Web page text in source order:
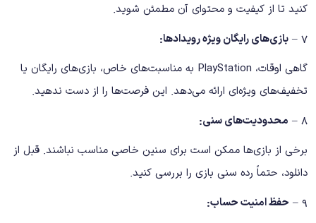
کنید تا از کیفیت و محتوای آن مطمئن شوید.
۷ –
بازی‌های رایگان ویژه رویدادها:
گاهی اوقات، PlayStation به مناسبت‌های خاص، بازی‌های رایگان یا
تخفیف‌های ویژه‌ای ارائه می‌دهد. این فرصت‌ها را از دست ندهید.
۸ –
محدودیت‌های سنی:
برخی از بازی‌ها ممکن است برای سنین خاصی مناسب نباشند. قبل از
دانلود، حتماً رده سنی بازی را بررسی کنید.
۹ –
حفظ امنیت حساب: